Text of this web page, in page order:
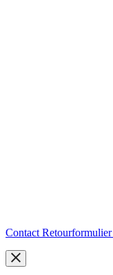
Contact Retourformulier